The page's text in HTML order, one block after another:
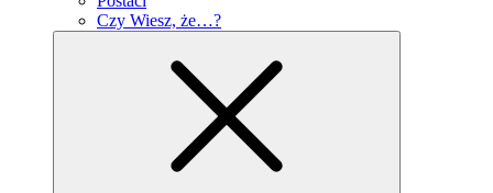
Czy Wiesz, że…?